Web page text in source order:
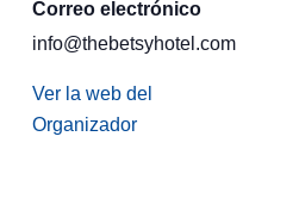
Correo electrónico
info@thebetsyhotel.com
Ver la web del
Organizador